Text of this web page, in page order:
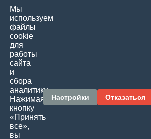
Связаться с нами
Отзывы покупателей
Карта сайта
Дополнительно
Подарочные сертификаты
Товары со скидкой
Личный кабинет
Личный кабинет
Мы
используем
файлы
cookie
для
работы
сайта
и
сбора
аналитики.
Нажимая
кнопку
«Принять
все»,
вы
Настройки Отказаться